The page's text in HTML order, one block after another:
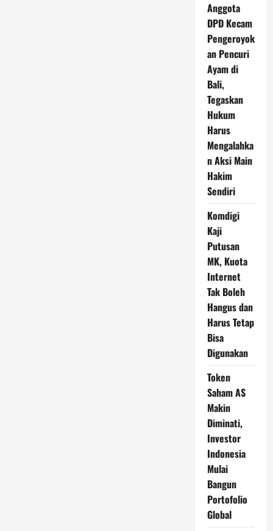
Anggota
DPD Kecam
Pengeroyok
an Pencuri
Ayam di
Bali,
Tegaskan
Hukum
Harus
Mengalahka
n Aksi Main
Hakim
Sendiri
Komdigi
Kaji
Putusan
MK, Kuota
Internet
Tak Boleh
Hangus dan
Harus Tetap
Bisa
Digunakan
Token
Saham AS
Makin
Diminati,
Investor
Indonesia
Mulai
Bangun
Portofolio
Global